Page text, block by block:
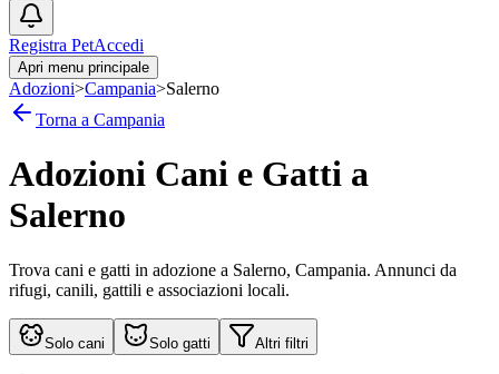
Registra PetAccedi
Apri menu principale
Adozioni>Campania>Salerno
Torna a Campania
Adozioni Cani e Gatti a
Salerno
Trova cani e gatti in adozione a Salerno, Campania. Annunci da
rifugi, canili, gattili e associazioni locali.
Solo cani Solo gatti Altri filtri